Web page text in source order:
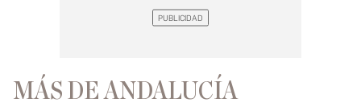
MÁS DE ANDALUCÍA